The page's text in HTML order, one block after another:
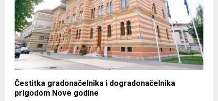
Čestitka gradonačelnika i dogradonačelnika
prigodom Nove godine